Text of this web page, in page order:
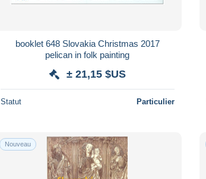
booklet 648 Slovakia Christmas 2017
pelican in folk painting
± 21,15 $US
Statut Particulier
Nouveau